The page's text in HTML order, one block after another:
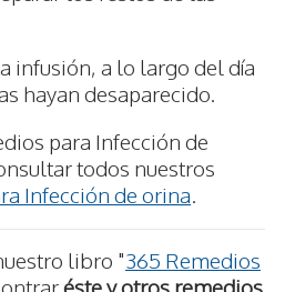
infusión, a lo largo del día
hayan desaparecido.
para Infección de
todos nuestros
Infección de orina
libro "365 Remedios
éste y otros remedios